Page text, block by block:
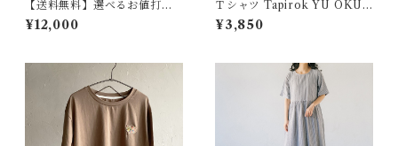
【送料無料】選べるお値打ち
チュニックセット ５分袖チュ
ニック リネン 麻 フラワー
¥12,000
Ｔシャツ Tapirok YU OKUY
AMA キッズサイズ
¥3,850